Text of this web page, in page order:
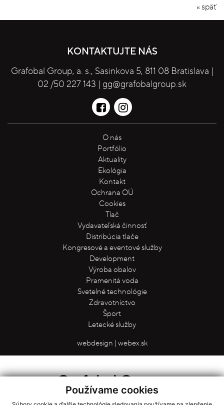
Používame cookies
« späť
KONTAKTUJTE NÁS
Grafobal Group, a. s., Sasinkova 5, 811 08 Bratislava |
02 /50 227 143 | gg@grafobalgroup.sk
O nás
Portfólio
Aktuality
Ekológia
Kontakt
Ochrana OÚ
Cookies
Tlač
Vydavateľská činnosť
Distribúcia tlače
Kongresové a eventové služby
Development
Výroba obalov
Pramenitá voda
Svetelné technológie
Zdravotníctvo
Šport
Letecké služby
webdesign | webex.sk
Grafobal Group:
← →